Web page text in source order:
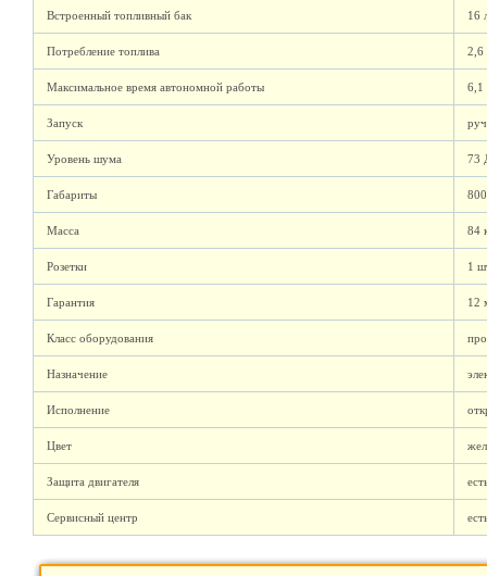
Встроенный топливный бак 16
Потребление топлива 2,6
Максимальное время автономной работы 6,1
Запуск
Уровень шума 73
Габариты
Масса 84
Розетки 1
Гарантия 12
Класс оборудования
Назначение
Исполнение
Цвет
Защита двигателя
Сервисный центр